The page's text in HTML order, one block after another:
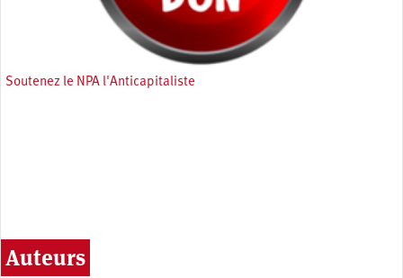
Soutenez le NPA l'Anticapitaliste
Auteurs